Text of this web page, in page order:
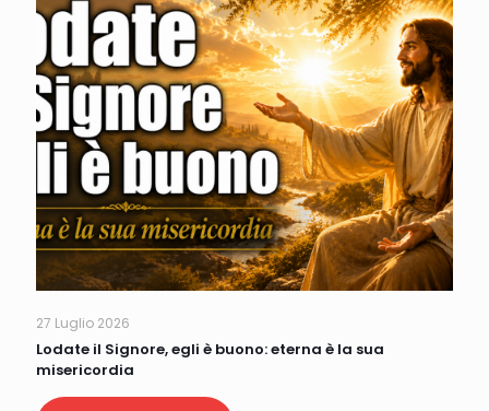
27 Luglio 2026
Lodate il Signore, egli è buono: eterna è la sua
misericordia